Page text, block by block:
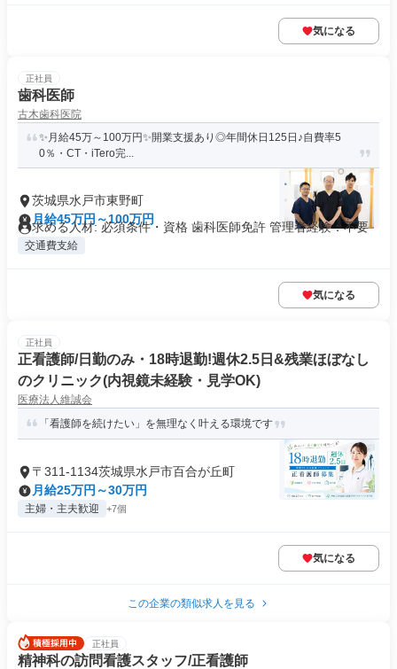
気になる
正社員
歯科医師
古木歯科医院
✨月給45万～100万円✨開業支援あり◎年間休日125日♪自費率5
0％・CT・iTero完...
茨城県水戸市東野町
月給45万円～100万円
求める人材: 必須条件・資格 歯科医師免許 管理者経験：不要
交通費支給
気になる
正社員
正看護師/日勤のみ・18時退勤!週休2.5日&残業ほぼなし
のクリニック(内視鏡未経験・見学OK)
医療法人維誠会
「看護師を続けたい」を無理なく叶える環境です
〒311-1134茨城県水戸市百合が丘町
月給25万円～30万円
主婦・主夫歓迎 +7個
気になる
この企業の類似求人を見る
正社員
精神科の訪問看護スタッフ/正看護師